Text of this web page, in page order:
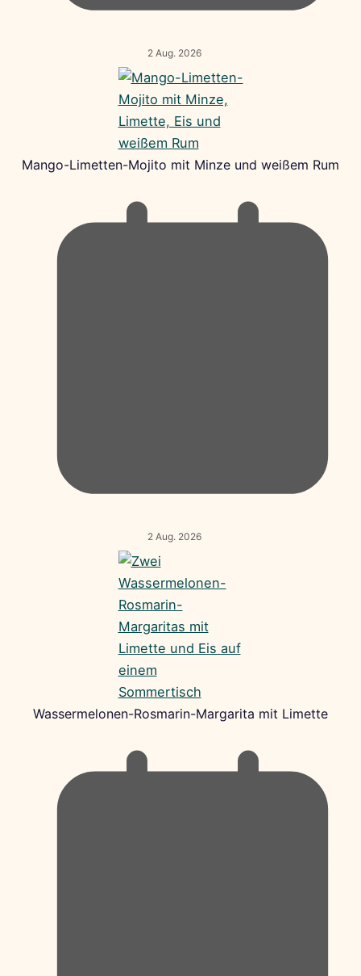
2 Aug. 2026
Mango-Limetten-Mojito mit Minze und weißem Rum
2 Aug. 2026
Wassermelonen-Rosmarin-Margarita mit Limette